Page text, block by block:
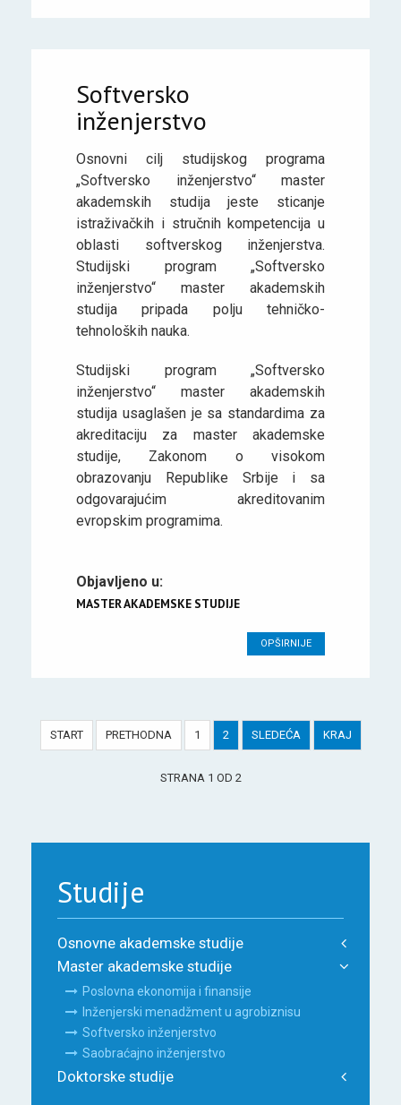
Softversko
inženjerstvo
Osnovni cilj studijskog programa
„Softversko inženjerstvo“ master
akademskih studija jeste sticanje
istraživačkih i stručnih kompetencija u
oblasti softverskog inženjerstva.
Studijski program „Softversko
inženjerstvo“ master akademskih
studija pripada polju tehničko-
tehnoloških nauka.
Studijski program „Softversko
inženjerstvo“ master akademskih
studija usaglašen je sa standardima za
akreditaciju za master akademske
studije, Zakonom o visokom
obrazovanju Republike Srbije i sa
odgovarajućim akreditovanim
evropskim programima.
Objavljeno u:
MASTER AKADEMSKE STUDIJE
OPŠIRNIJE
START PRETHODNA 1 2 SLEDEĆA KRAJ
STRANA 1 OD 2
Studije
Osnovne akademske studije
Master akademske studije
Poslovna ekonomija i finansije
Inženjerski menadžment u agrobiznisu
Softversko inženjerstvo
Saobraćajno inženjerstvo
Doktorske studije